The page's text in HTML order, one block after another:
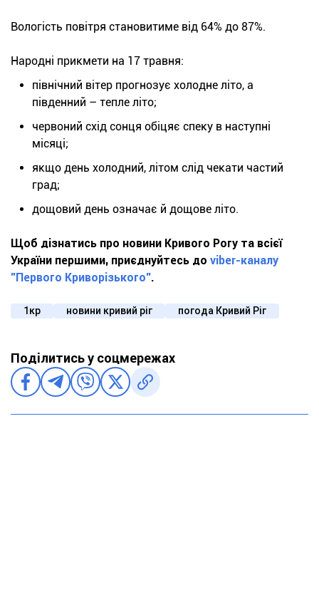
Вологість повітря становитиме від 64% до 87%.
Народні прикмети на 17 травня:
північний вітер прогнозує холодне літо, а
південний – тепле літо;
червоний схід сонця обіцяє спеку в наступні
місяці;
якщо день холодний, літом слід чекати частий
град;
дощовий день означає й дощове літо.
Щоб дізнатись про новини Кривого Рогу та всієї
України першими, приєднуйтесь до viber-каналу
"Первого Криворізького".
1кр новини кривий ріг погода Кривий Ріг
Поділитись у соцмережах